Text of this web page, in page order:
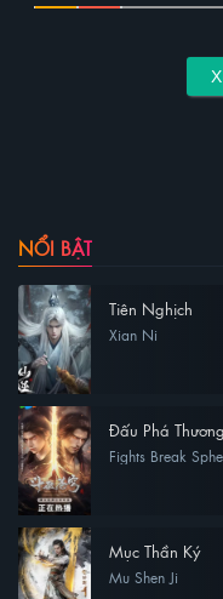
NỔI BẬT
Tiên Nghịch
Xian Ni
Đấu Phá
Fights Break
Mục Thần Ký
Mu Shen Ji